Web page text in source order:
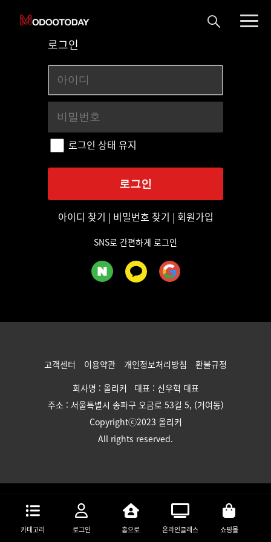
카테고리 로그인 홈으로 온라인클래스 쇼핑몰
로그인
로그인 상태 유지
아이디 찾기 | 비밀번호 찾기 | 회원가입
SNS로 간편하게 로그인
고객센터 이용약관 개인정보처리방침
환불규정
회사명 : 올리커 대표 : 신우혁 대표
주소 : 서울특별시 송파구 오금로 53길 5, (거여동)
Copyrightⓒ2023 올리커
All rights reserved.